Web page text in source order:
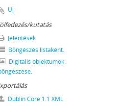
iratai, 1730–1848
Új
kutatás
Jelentések
Böngészés listaként.
Digitális objektumok
Dublin Core 1.1 XML